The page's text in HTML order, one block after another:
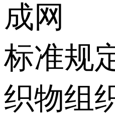
成网
标准规
织物组